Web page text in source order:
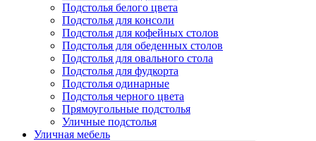
Подстолья белого цвета
Подстолья для консоли
Подстолья для кофейных столов
Подстолья для обеденных столов
Подстолья для овального стола
Подстолья для фудкорта
Подстолья одинарные
Подстолья черного цвета
Прямоугольные подстолья
Уличные подстолья
Уличная мебель